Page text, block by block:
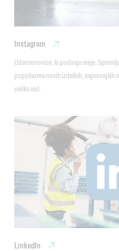
Instagram
Udarne novice, ki podirajo meje.
popolnoma novih izdelkih, najnovejših
veliko več.
LinkedIn